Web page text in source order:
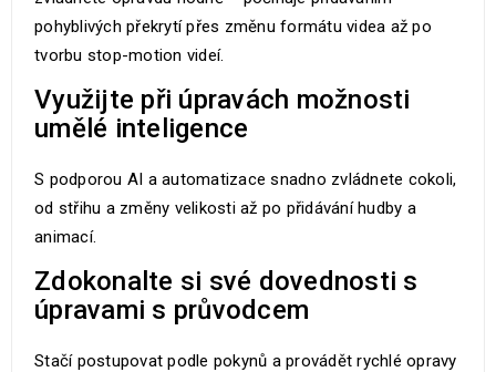
pohyblivých překrytí přes změnu formátu videa až po
tvorbu stop-motion videí.
Využijte při úpravách možnosti
umělé inteligence
S podporou AI a automatizace snadno zvládnete cokoli,
od střihu a změny velikosti až po přidávání hudby a
animací.
Zdokonalte si své dovednosti s
úpravami s průvodcem
Stačí postupovat podle pokynů a provádět rychlé opravy